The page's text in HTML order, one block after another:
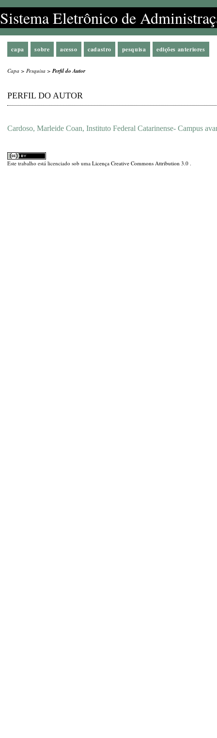
Sistema Eletrônico de
capa sobre acesso cadastro pesquisa edições anteriores
Capa > Pesquisa >Perfil do Autor
PERFIL DO AUTOR
Cardoso, Marleide Coan, Instituto Federal Catarinense- Campus
Este trabalho está licenciado sob uma Licença Creative Commons Attribution 3.0 .